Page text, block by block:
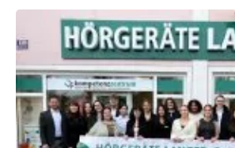
Leistungen & Service
Filialen und Termin